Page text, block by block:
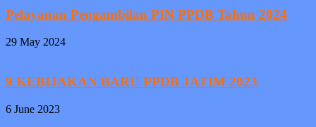
Pelayanan Pengambilan PIN PPDB Tahun 2024
29 May 2024
9 KEBIJAKAN BARU PPDB JATIM 2023
6 June 2023